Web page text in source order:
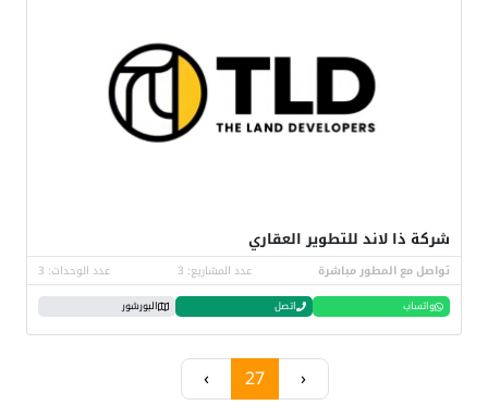
شركة ذا لاند للتطوير العقاري
تواصل مع المطور مباشرة عدد المشاريع: 3 عدد الوحدات: 3
واتساب اتصل البورشور
‹
27
›